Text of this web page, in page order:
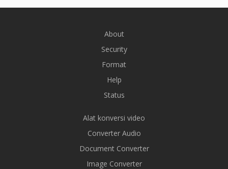
About
Security
Format
Help
Status
Alat konversi video
Converter Audio
Document Converter
Image Converter